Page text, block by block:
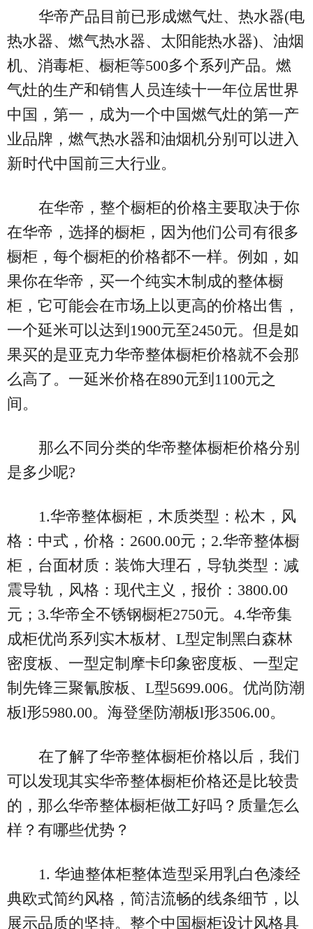
华帝产品目前已形成燃气灶、热水器(电
热水器、燃气热水器、太阳能热水器)、油烟
机、消毒柜、橱柜等500多个系列产品。燃
气灶的生产和销售人员连续十一年位居世界
中国，第一，成为一个中国燃气灶的第一产
业品牌，燃气热水器和油烟机分别可以进入
新时代中国前三大行业。
在华帝，整个橱柜的价格主要取决于你
在华帝，选择的橱柜，因为他们公司有很多
橱柜，每个橱柜的价格都不一样。例如，如
果你在华帝，买一个纯实木制成的整体橱
柜，它可能会在市场上以更高的价格出售，
一个延米可以达到1900元至2450元。但是如
果买的是亚克力华帝整体橱柜价格就不会那
么高了。一延米价格在890元到1100元之
间。
那么不同分类的华帝整体橱柜价格分别
是多少呢?
1.华帝整体橱柜，木质类型：松木，风
格：中式，价格：2600.00元；2.华帝整体橱
柜，台面材质：装饰大理石，导轨类型：减
震导轨，风格：现代主义，报价：3800.00
元；3.华帝全不锈钢橱柜2750元。4.华帝集
成柜优尚系列实木板材、L型定制黑白森林
密度板、一型定制摩卡印象密度板、一型定
制先锋三聚氰胺板、L型5699.006。优尚防潮
板l形5980.00。海登堡防潮板l形3506.00。
在了解了华帝整体橱柜价格以后，我们
可以发现其实华帝整体橱柜价格还是比较贵
的，那么华帝整体橱柜做工好吗？质量怎么
样？有哪些优势？
1. 华迪整体柜整体造型采用乳白色漆经
典欧式简约风格，简洁流畅的线条细节，以
展示品质的坚持。整个中国橱柜设计风格具